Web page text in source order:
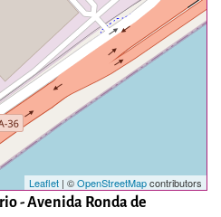
Leaflet | ©OpenStreetMapcontributors
- Avenida Ronda de